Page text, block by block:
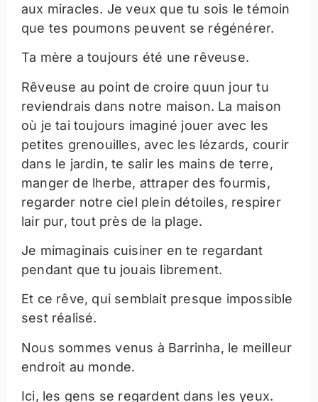
aux miracles. Je veux que tu sois le témoin
que tes poumons peuvent se régénérer.
Ta mère a toujours été une rêveuse.
Rêveuse au point de croire quun jour tu
reviendrais dans notre maison. La maison
où je tai toujours imaginé jouer avec les
petites grenouilles, avec les lézards, courir
dans le jardin, te salir les mains de terre,
manger de lherbe, attraper des fourmis,
regarder notre ciel plein détoiles, respirer
lair pur, tout près de la plage.
Je mimaginais cuisiner en te regardant
pendant que tu jouais librement.
Et ce rêve, qui semblait presque impossible
sest réalisé.
Nous sommes venus à Barrinha, le meilleur
endroit au monde.
Ici, les gens se regardent dans les yeux.